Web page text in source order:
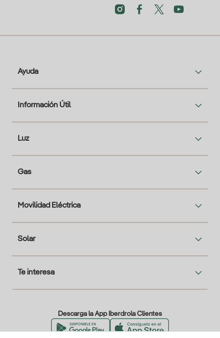
Ayuda
Información Útil
Luz
Gas
Movilidad Eléctrica
Solar
Te interesa
Descarga la App Iberdrola Clientes